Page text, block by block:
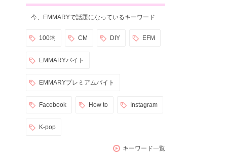
今、EMMARYで話題になっているキーワード
100均 CM DIY EFM
EMMARYバイト
EMMARYプレミアムバイト
Facebook How to Instagram
K-pop
キーワード一覧